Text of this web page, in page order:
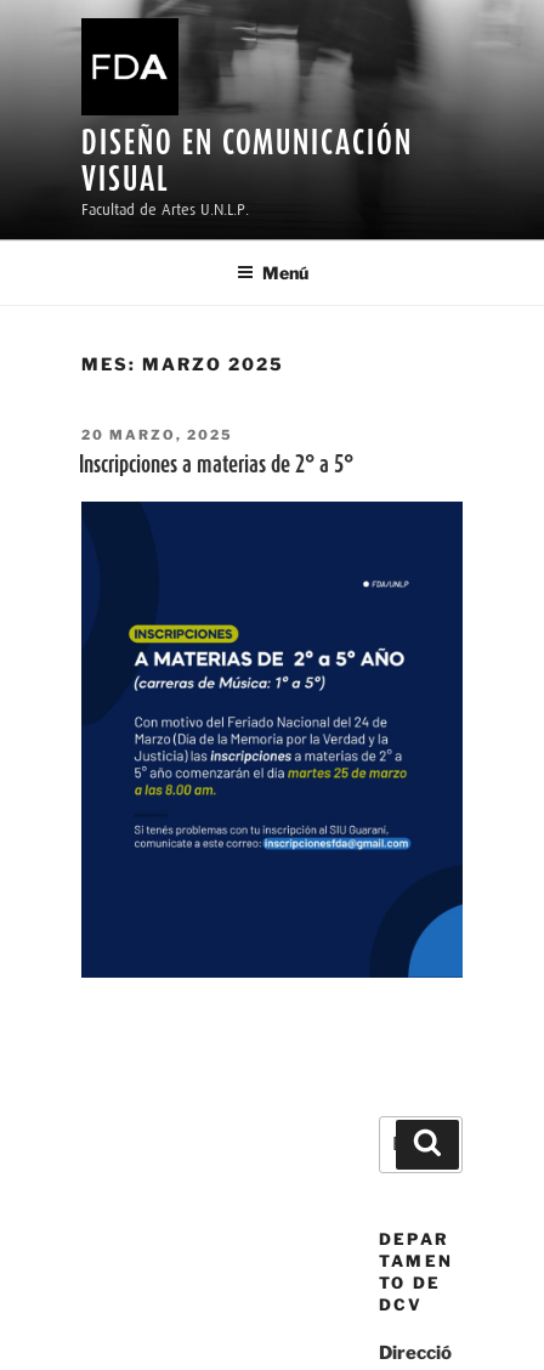
DISEÑO EN COMUNICACIÓN
VISUAL
Facultad de Artes U.N.L.P.
Menú
MES:MARZO 2025
PUBLICADO
EL
20 MARZO, 2025
Inscripciones a materias de 2° a 5°
Buscar
DEPAR
TAMEN
TO DE
DCV
Direcció